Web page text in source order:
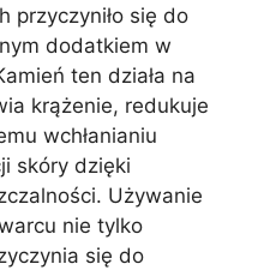
przyczyniło się do
dodatkiem w
ten działa na
krążenie, redukuje
wchłanianiu
skóry dzięki
Używanie
nie tylko
się do